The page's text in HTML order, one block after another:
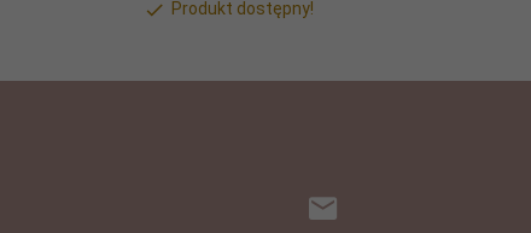
Produkt dostępny!